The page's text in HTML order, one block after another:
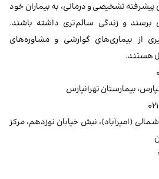
پیشرفته تشخیصی و درمانی، به بیماران خود
برسند و زندگی سالم‌تری داشته باشند.
از بیماری‌های گوارشی و مشاوره‌های
هستند.
بیمارستان تهرانپارس
کارگر شمالی (امیرآباد)، نبش خیابان نوزدهم، مرکز